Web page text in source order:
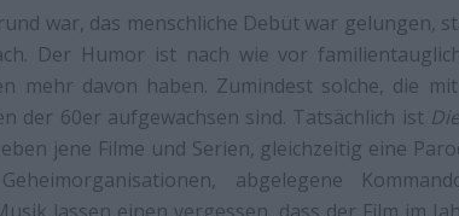
war, das menschliche Debüt war gelungen,
Der Humor ist nach wie vor
mehr davon haben. Zumindest solche, die
der 60er aufgewachsen sind. Tatsächlich ist
jene Filme und Serien, gleichzeitig eine
abgelegene